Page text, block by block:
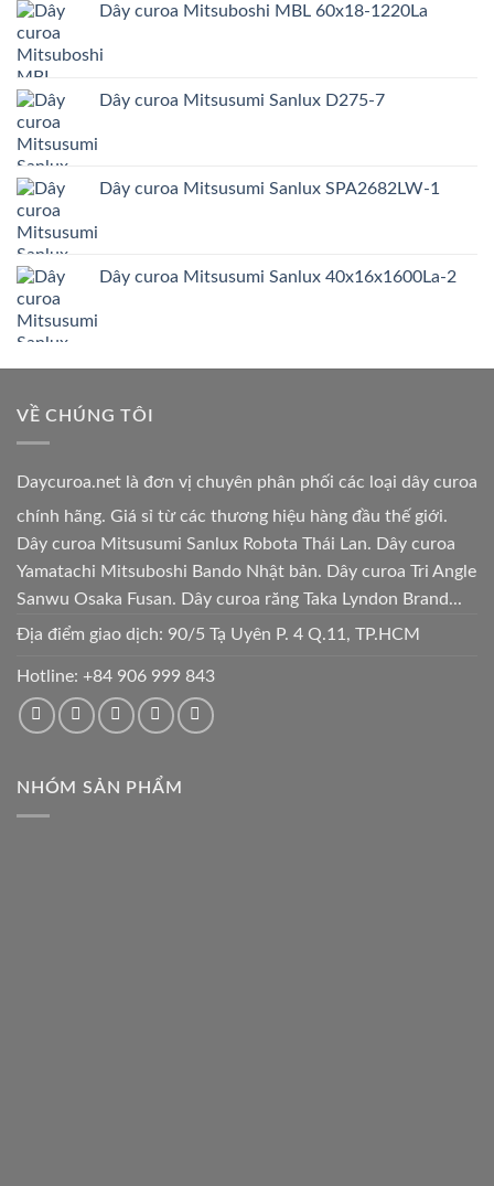
Dây curoa Mitsuboshi MBL 60x18-1220La
Dây curoa Mitsusumi Sanlux D275-7
Dây curoa Mitsusumi Sanlux SPA2682LW-1
Dây curoa Mitsusumi Sanlux 40x16x1600La-2
VỀ CHÚNG TÔI
Daycuroa.net là đơn vị chuyên phân phối các loại dây curoa
chính hãng. Giá sỉ từ các thương hiệu hàng đầu thế giới.
Dây curoa Mitsusumi Sanlux Robota Thái Lan. Dây curoa
Yamatachi Mitsuboshi Bando Nhật bản. Dây curoa Tri Angle
Sanwu Osaka Fusan. Dây curoa răng Taka Lyndon Brand...
Địa điểm giao dịch: 90/5 Tạ Uyên P. 4 Q.11, TP.HCM
Hotline: +84 906 999 843
NHÓM SẢN PHẨM